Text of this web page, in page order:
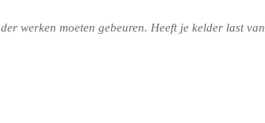
werken moeten gebeuren. Heeft je kelder last